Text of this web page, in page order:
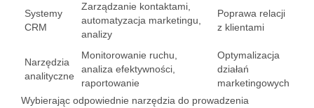
Systemy
CRM
Zarządzanie kontaktami,
automatyzacja marketingu,
analizy
Poprawa relacji
z klientami
Narzędzia
analityczne
Monitorowanie ruchu,
analiza efektywności,
raportowanie
Optymalizacja
działań
marketingowych
Wybierając odpowiednie narzędzia do prowadzenia